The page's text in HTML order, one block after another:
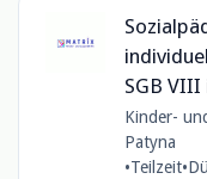
SGB
Kinder-
Patyna
•Teilzeit•